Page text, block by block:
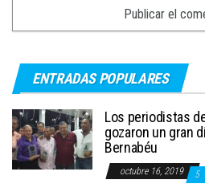
ENTRADAS POPULARES
Los periodistas
gozaron un gran
Bernabéu
octubre 16, 2019 5